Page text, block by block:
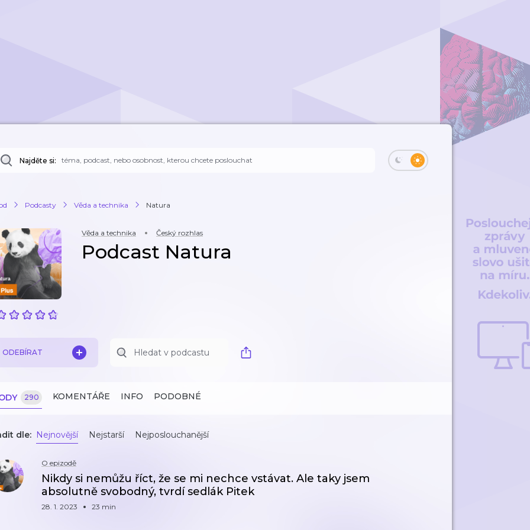
Najděte si:
Podcasty Věda a technika Natura
Věda a technika Český rozhlas
Podcast Natura
ODEBÍRAT
290 KOMENTÁŘE INFO PODOBNÉ
dle: Nejnovější Nejstarší Nejposlouchanější
O epizodě
Nikdy si nemůžu říct, že se mi nechce vstávat. Ale taky jsem
absolutně svobodný, tvrdí sedlák Pitek
28. 1. 2023 23 min